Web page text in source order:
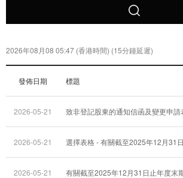
2026年08月08 05:47 (香港時間) (15分鐘延遲)
發佈日期 標題
2026-05-21 致非登記股東的通知信函及變更申請
2026-05-21
2026-05-21